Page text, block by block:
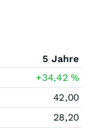
5 Jahre
+34,42%
42,00
28,20